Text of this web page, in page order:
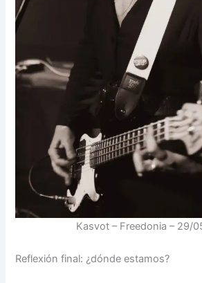
Kasvot – Freedonia – 29/
Reflexión final: ¿dónde estamos?